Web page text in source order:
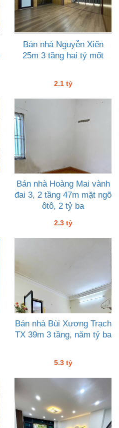
Bán nhà Nguyễn Xiển
25m 3 tầng hai tỷ mốt
2.1 tỷ
Bán nhà Hoàng Mai vành
đai 3, 2 tầng 47m mặt ngõ
ôtô, 2 tỷ ba
2.3 tỷ
Bán nhà Bùi Xương Trạch
TX 39m 3 tầng, năm tỷ ba
5.3 tỷ